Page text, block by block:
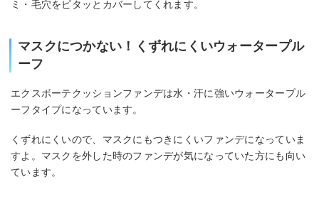
ミ・毛穴をピタッとカバーしてくれます。
マスクにつかない！くずれにくいウォータープル
ーフ
エクスボーテクッションファンデは水・汗に強いウォータープル
ーフタイプになっています。
くずれにくいので、マスクにもつきにくいファンデになっていま
すよ。マスクを外した時のファンデが気になっていた方にも向い
ています。